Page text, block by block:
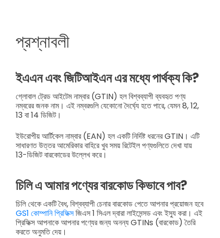
প্রশ্নাবলী
ইএএন এবং জিটিআইএন এর মধ্যে পার্থক্য কি?
গ্লোবাল ট্রেড আইটেম নাম্বার (GTIN) হল বিশ্বব্যাপী ব্যবহৃত পণ্য
নম্বরের জনক নাম। এই নম্বরগুলি যেকোনো দৈর্ঘ্যে হতে পারে, যেমন 8, 12,
13 বা 14 ডিজিট।
ইউরোপীয় আর্টিকেল নাম্বার (EAN) হল একটি নির্দিষ্ট ধরনের GTIN। এটি
সাধারণত উত্তর আমেরিকার বাহিরে খুব সময় রিটেইল পণ্যগুলিতে দেখা যায়
13-ডিজিট বারকোডের উল্লেখ করে।
চিলি এ আমার পণ্যের বারকোড কিভাবে পাব?
চিলি থেকে একটি বৈধ, বিশ্বব্যাপী চেনার বারকোড পেতে আপনার প্রয়োজন হবে
GS1 কোম্পানি প্রিফিক্সজিএস 1 সিএল দ্বারা লাইসেন্সড এবং ইস্যু করা। এই
প্রিফিক্স আপনাকে আপনার পণ্যের জন্য অনন্য GTINs (বারকোড) তৈরি
করতে অনুমতি দেয়।